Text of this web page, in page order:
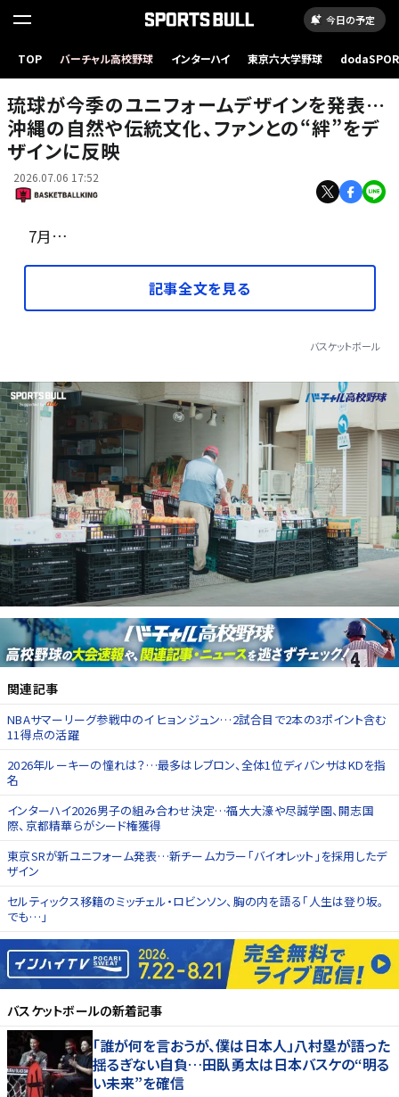
今日の予定
TOP バーチャル高校野球 インターハイ 東京六大学野球
琉球はBプレミア開幕に向け新たなユニフォームデザインを発表
琉球が今季のユニフォームデザインを発表…
沖縄の自然や伝統文化、ファンとの“絆”をデ
ザインに反映
2026.07.06 17:52
7月…
記事全文を見る
バスケットボール
関連記事
NBAサマーリーグ参戦中のイ ヒョンジュン…2試合目で2本の3ポイント含む
11得点の活躍
2026年ルーキーの憧れは？…最多はレブロン、全体1位ディバンサはKDを指
名
インターハイ2026男子の組み合わせ決定…福大大濠や尽誠学園、開志国
際、京都精華らがシード権獲得
東京SRが新ユニフォーム発表…新チームカラー「バイオレット」を採用したデ
ザイン
セルティックス移籍のミッチェル・ロビンソン、胸の内を語る「人生は登り坂。
でも…」
バスケットボールの新着記事
「誰が何を言おうが、僕は日本人」八村塁が語った
揺るぎない自負…田臥勇太は日本バスケの“明る
い未来”を確信